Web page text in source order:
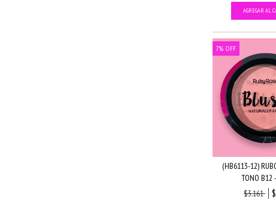
7%OFF
(HB6113-12)
TONO B12
$3.161